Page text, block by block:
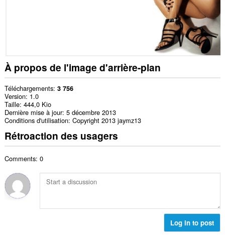
À propos de l'image d'arrière-plan
Téléchargements 3 756
Version 1.0
Taille 444,0 Kio
Dernière mise à jour 5 décembre 2013
Conditions d'utilisation Copyright 2013 jaymz13
Rétroaction des usagers
Comments: 0
Log in to post